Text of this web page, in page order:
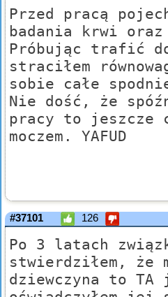
Przed pracą
badania krwi oraz
Próbując trafić
straciłem
sobie całe
Nie dość, że
pracy to jeszcze
moczem. YAFUD
#37101 126
Po 3 latach
stwierdziłem, że
dziewczyna to TA